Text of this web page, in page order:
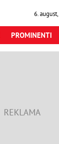
6. august,
PROMINENTI